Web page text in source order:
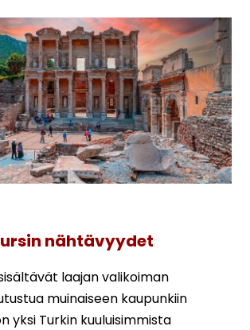
nähtävyydet
laajan valikoiman
muinaiseen kaupunkiin
yksi Turkin kuuluisimmista